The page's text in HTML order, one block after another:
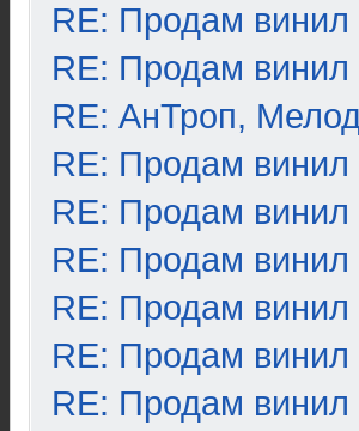
RE: Продам
RE: Продам
RE: АнТроп,
RE: Продам
RE: Продам
RE: Продам
RE: Продам
RE: Продам
RE: Продам